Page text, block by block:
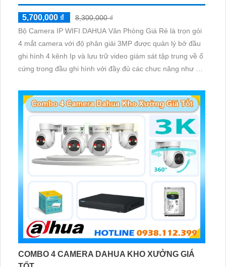
5,700,000 ₫
8,300,000 ₫
Bộ Camera IP WIFI DAHUA Văn Phòng Giá Rẻ là trọn gói
4 mắt camera với độ phân giải 3MP được quản lý bở đầu
ghi hình 4 kênh Ip và lưu trữ video giám sát tập trung về ổ
cứng trong đầu ghi hình với đầy đủ các chưc năng như AI
giám sát có màu vào ban đêm
COMBO 4 CAMERA DAHUA KHO XƯỞNG GIÁ